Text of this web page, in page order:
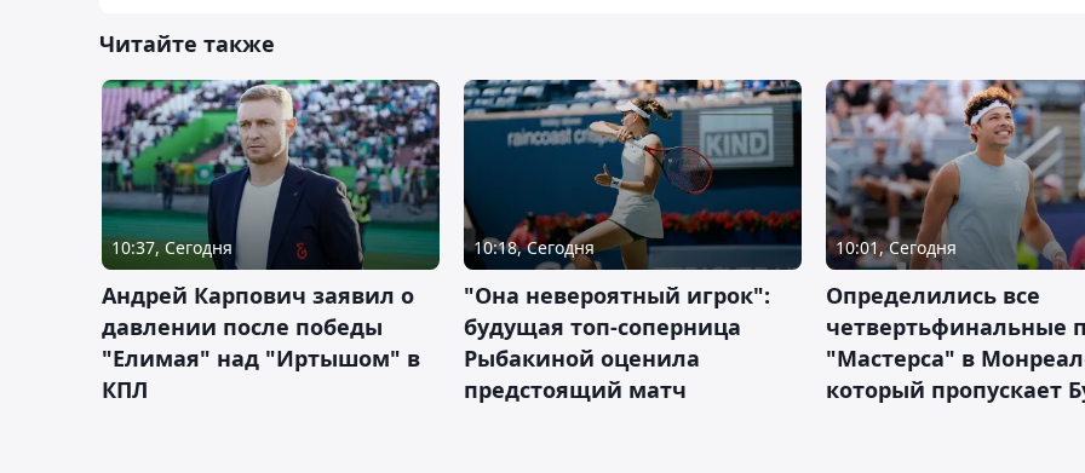
Читайте также
10:37, Сегодня
Андрей Карпович заявил о
давлении после победы
"Елимая" над "Иртышом" в
КПЛ
10:18, Сегодня
"Она невероятный игрок":
будущая топ-соперница
Рыбакиной оценила
предстоящий матч
10:01, Сегодня
Определились все
четвертьфинальные
"Мастерса" в
который пропускает